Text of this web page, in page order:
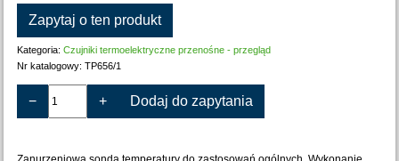
Zapytaj o ten produkt
Kategoria:Czujniki termoelektryczne przenośne - przegląd
Nr katalogowy:TP656/1
− + Dodaj do zapytania